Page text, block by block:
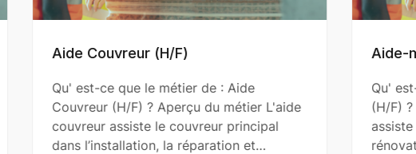
Aide Couvreur (H/F)
Qu' est-ce que le métier de : Aide
Couvreur (H/F) ? Aperçu du métier L'aide
couvreur assiste le couvreur principal
dans l’installation, la réparation et…
Aide-
Qu'
(H/F)